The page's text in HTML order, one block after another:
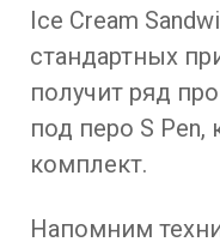
Ice Cream
стандартных
получит ряд
под перо S Pen,
комплект.
Напомним